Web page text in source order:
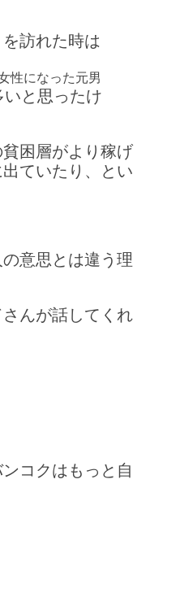
訪れた時は
性になった元男
と思ったけ
困層がより稼げ
ていたり、とい
意思とは違う理
んが話してくれ
コクはもっと自